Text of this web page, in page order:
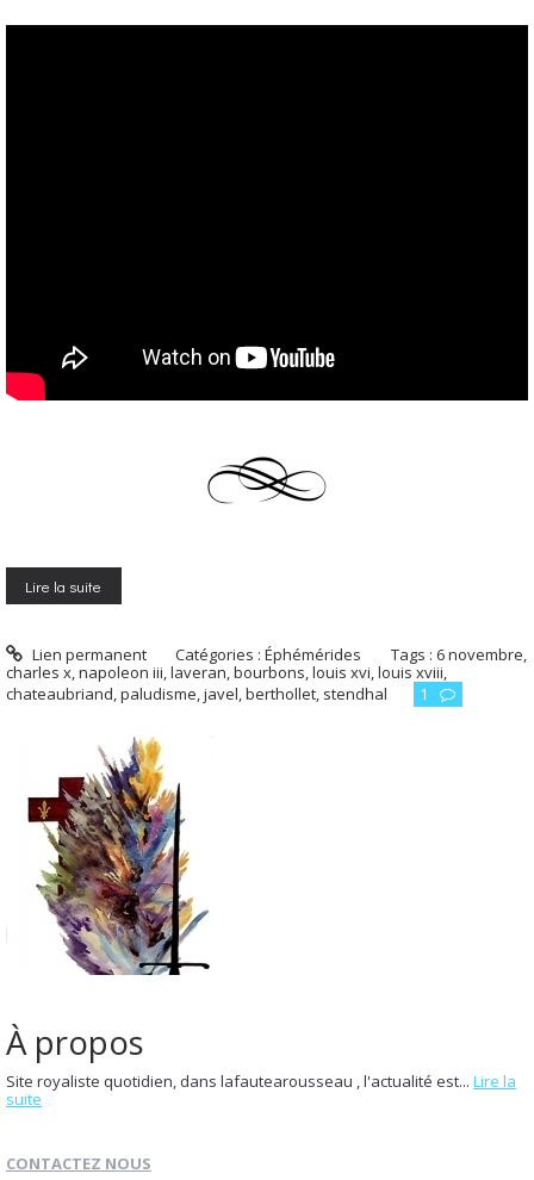
Lire la suite
Lien permanent Catégories :Éphémérides Tags : 6 novembre,
charles x,napoleon iii,laveran,bourbons,louis xvi,louis xviii,
chateaubriand,paludisme,javel,berthollet, stendhal 1
À propos
Site royaliste quotidien, dans lafautearousseau , l'actualité est... Lire la
suite
CONTACTEZ NOUS